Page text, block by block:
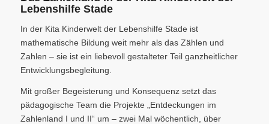
Lebenshilfe Stade
In der Kita Kinderwelt der Lebenshilfe Stade ist
mathematische Bildung weit mehr als das Zählen und
Zahlen – sie ist ein liebevoll gestalteter Teil ganzheitlicher
Entwicklungsbegleitung.
Mit großer Begeisterung und Konsequenz setzt das
pädagogische Team die Projekte „Entdeckungen im
Zahlenland I und II“ um – zwei Mal wöchentlich, über